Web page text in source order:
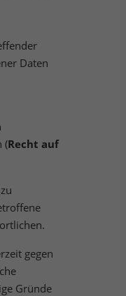
Daten
(Recht auf
gegen
Gründe